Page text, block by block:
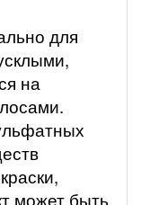
для
на
может быть